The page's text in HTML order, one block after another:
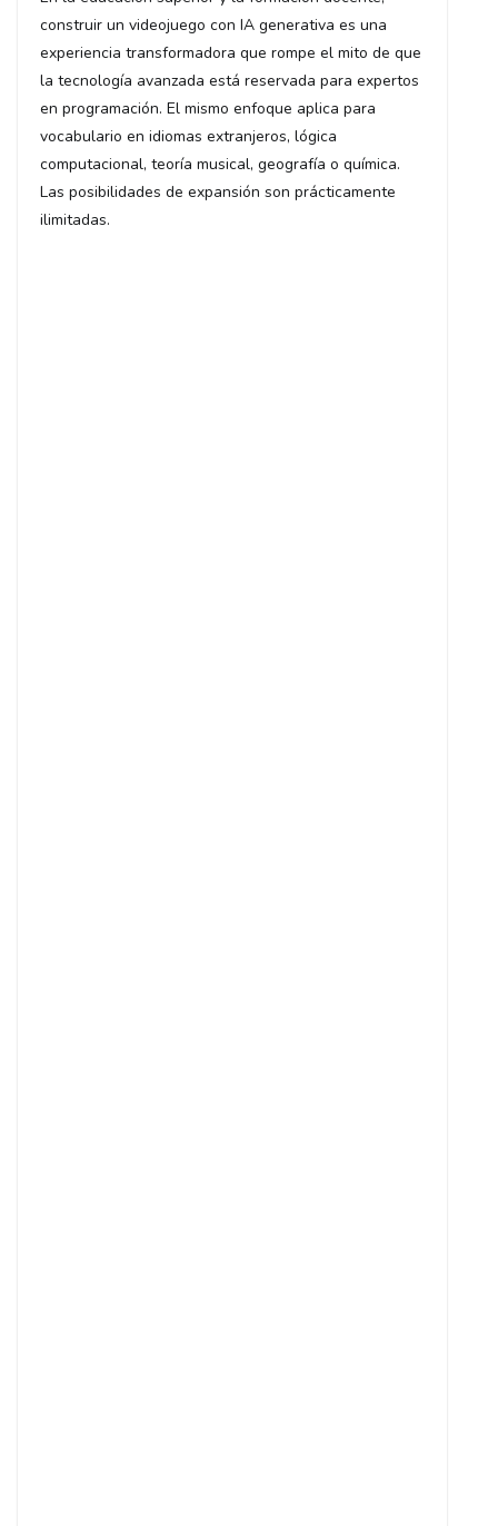
construir un videojuego con IA generativa es una
experiencia transformadora que rompe el mito de que
la tecnología avanzada está reservada para expertos
en programación. El mismo enfoque aplica para
vocabulario en idiomas extranjeros, lógica
computacional, teoría musical, geografía o química.
Las posibilidades de expansión son prácticamente
ilimitadas.
π